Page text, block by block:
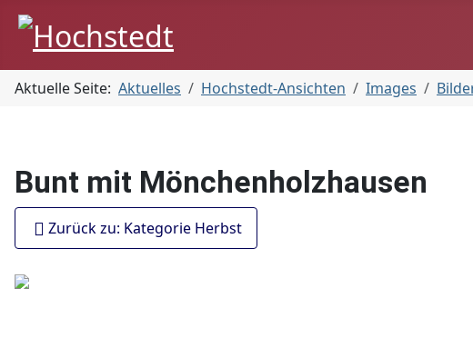
Aktuelle Seite: Aktuelles Hochstedt-Ansichten Images
Bunt mit Mönchenholzhausen
Zurück zu: Kategorie Herbst